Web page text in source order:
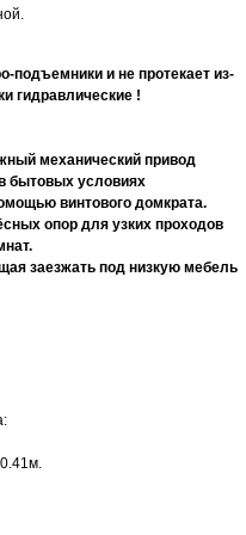
подъемники и не протекает из-
гидравлические !
механический привод
бытовых условиях
винтового домкрата.
опор для узких проходов
заезжать под низкую мебель